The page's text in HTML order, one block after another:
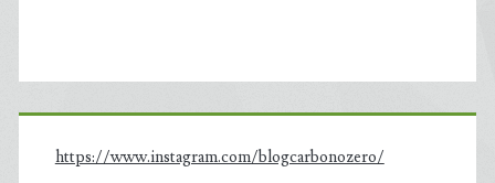
https://www.instagram.com/blogcarbonozero/